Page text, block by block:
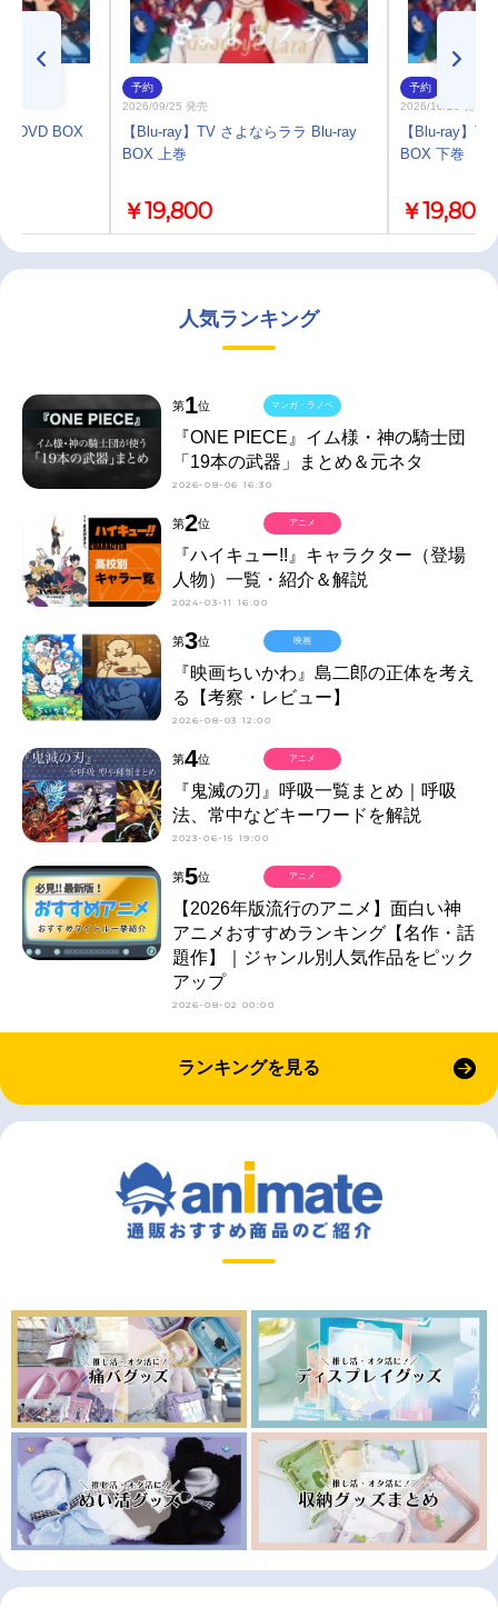
DVD BOX
予約
2026/09/25 発売
【Blu-ray】TV さよならララ Blu-ray
BOX 上巻
￥19,800
予約
2026/10/28 発売
【Blu-ray】
BOX 下巻
￥19,800
人気ランキング
第1位
『ONE PIECE』イム様・神の騎士団
「19本の武器」まとめ＆元ネタ
2026-08-06 16:30
マンガ・ラノベ
第2位
『ハイキュー!!』キャラクター（登場
人物）一覧・紹介＆解説
2024-03-11 16:00
アニメ
第3位
『映画ちいかわ』島二郎の正体を考え
る【考察・レビュー】
2026-08-03 12:00
映画
第4位
『鬼滅の刃』呼吸一覧まとめ｜呼吸
法、常中などキーワードを解説
2023-06-15 19:00
アニメ
第5位
【2026年版流行のアニメ】面白い神
アニメおすすめランキング【名作・話
題作】｜ジャンル別人気作品をピック
アップ
2026-08-02 00:00
アニメ
ランキングを見る